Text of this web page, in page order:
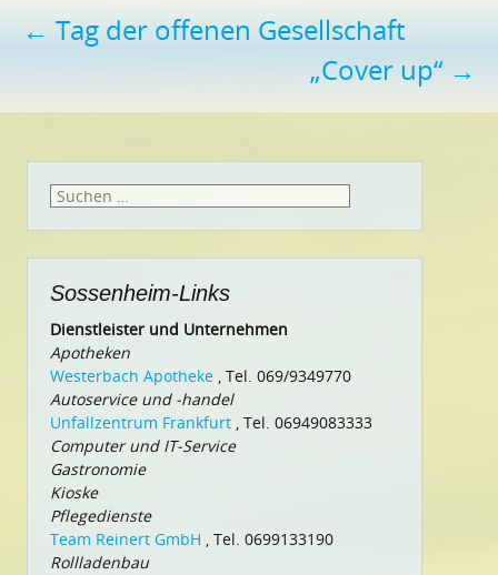
Beitragsnavigation
← Tag der offenen Gesellschaft
„Cover up“ →
Suchen
Sossenheim-Links
Dienstleister und Unternehmen
Apotheken
Westerbach Apotheke , Tel. 069/9349770
Autoservice und -handel
Unfallzentrum Frankfurt , Tel. 06949083333
Computer und IT-Service
Gastronomie
Kioske
Pflegedienste
Team Reinert GmbH , Tel. 0699133190
Rollladenbau